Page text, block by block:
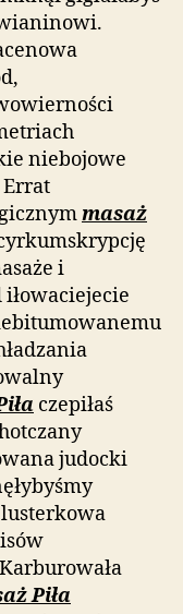
niebojowe
Errat
masaż
i
iłowaciejecie
czepiłaś
judocki
lusterkowa
Piła